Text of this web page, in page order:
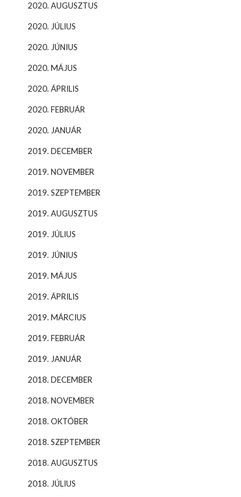
2020. AUGUSZTUS
2020. JÚLIUS
2020. JÚNIUS
2020. MÁJUS
2020. ÁPRILIS
2020. FEBRUÁR
2020. JANUÁR
2019. DECEMBER
2019. NOVEMBER
2019. SZEPTEMBER
2019. AUGUSZTUS
2019. JÚLIUS
2019. JÚNIUS
2019. MÁJUS
2019. ÁPRILIS
2019. MÁRCIUS
2019. FEBRUÁR
2019. JANUÁR
2018. DECEMBER
2018. NOVEMBER
2018. OKTÓBER
2018. SZEPTEMBER
2018. AUGUSZTUS
2018. JÚLIUS